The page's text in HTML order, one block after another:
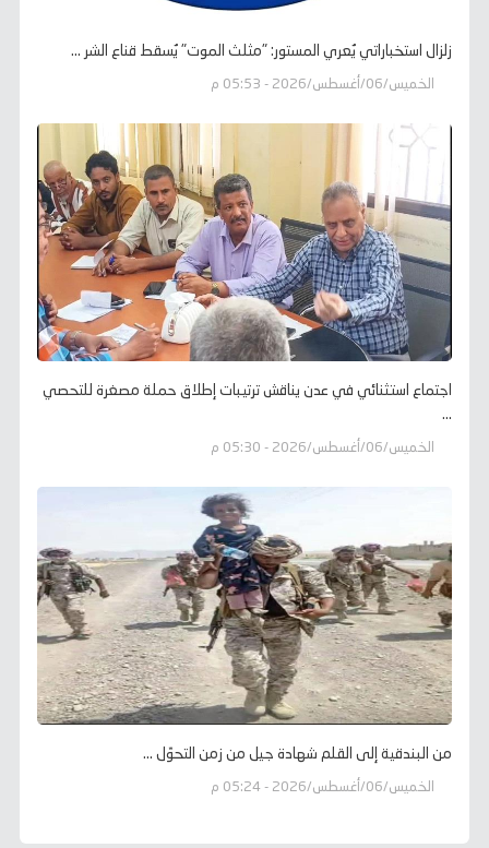
زلزال استخباراتي يُعري المستور: "مثلث الموت" يُسقط قناع الشر ...
الخميس/06/أغسطس/2026 - 05:53 م
اجتماع استثنائي في عدن يناقش ترتيبات إطلاق حملة مصغرة للتحصي
...
الخميس/06/أغسطس/2026 - 05:30 م
من البندقية إلى القلم شهادة جيل من زمن التحوّل ...
الخميس/06/أغسطس/2026 - 05:24 م